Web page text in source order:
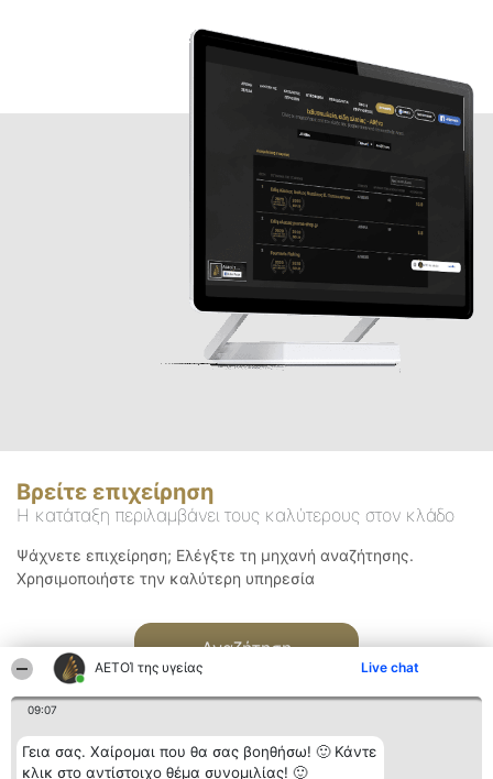
ΑΕΤΟΊ της υγείας Live chat
09:07
Γεια σας. Χαίρομαι που θα σας βοηθήσω! 🙂 Κάντε
κλικ στο αντίστοιχο θέμα συνομιλίας! 🙂
Βρείτε επιχείρηση
Η κατάταξη περιλαμβάνει τους καλύτερους στον κλάδο
Ψάχνετε επιχείρηση; Ελέγξτε τη μηχανή αναζήτησης.
Χρησιμοποιήστε την καλύτερη υπηρεσία
Αναζήτηση